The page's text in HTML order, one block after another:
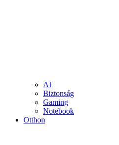
AI
Biztonság
Gaming
Notebook
Otthon